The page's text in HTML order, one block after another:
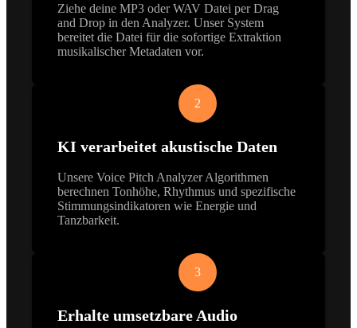
Ziehe deine MP3 oder WAV Datei per Drag
and Drop in den Analyzer. Unser System
bereitet die Datei für die sofortige Extraktion
musikalischer Metadaten vor.
2
KI verarbeitet akustische Daten
Unsere Voice Pitch Analyzer Algorithmen
berechnen Tonhöhe, Rhythmus und spezifische
Stimmungsindikatoren wie Energie und
Tanzbarkeit.
3
Erhalte umsetzbare Audio